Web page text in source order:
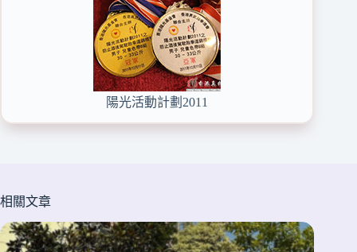
陽光活動計劃2011
相關文章